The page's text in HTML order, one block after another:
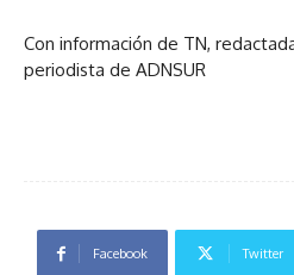
Con información de TN,
periodista de ADNSUR
Facebook Twitter